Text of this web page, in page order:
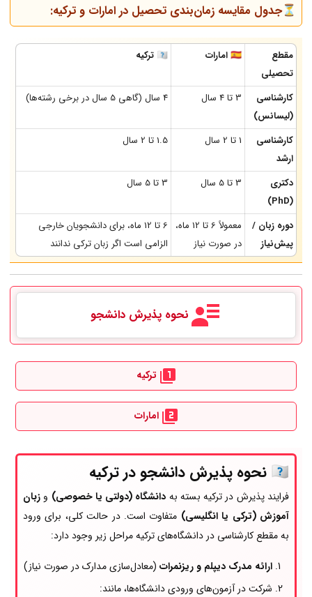
⏳جدول مقایسه زمان‌بندی تحصیل در امارات و ترکیه:
مقطع
تحصیلی
🇦🇪 امارات 🇹🇷 ترکیه
کارشناسی
(لیسانس)
3 تا 4 سال 4 سال (گاهی 5 سال در برخی رشته‌ها)
کارشناسی
ارشد
1 تا 2 سال 1.5 تا 2 سال
دکتری
(PhD)
3 تا 5 سال 3 تا 5 سال
دوره زبان /
پیش‌نیاز
معمولاً 6 تا 12 ماه،
در صورت نیاز
6 تا 12 ماه، برای دانشجویان خارجی
الزامی است اگر زبان ترکی ندانند
نحوه پذیرش دانشجو
ترکیه
امارات
🇹🇷 نحوه پذیرش دانشجو در ترکیه
فرایند پذیرش در ترکیه بسته به دانشگاه (دولتی یا خصوصی) و زبان
آموزش (ترکی یا انگلیسی) متفاوت است. در حالت کلی، برای ورود
به مقطع کارشناسی در دانشگاه‌های ترکیه مراحل زیر وجود دارد:
ارائه مدرک دیپلم و ریزنمرات (معادل‌سازی مدارک در صورت نیاز)
شرکت در آزمون‌های ورودی دانشگاه‌ها، مانند: